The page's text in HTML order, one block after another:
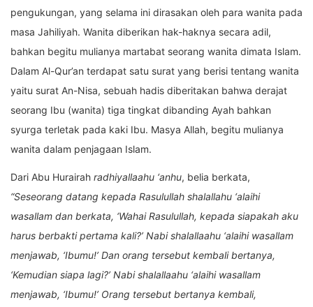
pengukungan, yang selama ini dirasakan oleh para wanita pada
masa Jahiliyah. Wanita diberikan hak-haknya secara adil,
bahkan begitu mulianya martabat seorang wanita dimata Islam.
Dalam Al-Qur’an terdapat satu surat yang berisi tentang wanita
yaitu surat An-Nisa, sebuah hadis diberitakan bahwa derajat
seorang Ibu (wanita) tiga tingkat dibanding Ayah bahkan
syurga terletak pada kaki Ibu. Masya Allah, begitu mulianya
wanita dalam penjagaan Islam.
Dari Abu Hurairah radhiyallaahu ‘anhu, belia berkata,
“Seseorang datang kepada Rasulullah shalallahu ‘alaihi
wasallam dan berkata, ‘Wahai Rasulullah, kepada siapakah aku
harus berbakti pertama kali?’ Nabi shalallaahu ‘alaihi wasallam
menjawab, ‘Ibumu!’ Dan orang tersebut kembali bertanya,
‘Kemudian siapa lagi?’ Nabi shalallaahu ‘alaihi wasallam
menjawab, ‘Ibumu!’ Orang tersebut bertanya kembali,